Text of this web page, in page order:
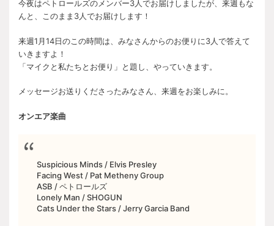
今夜はペトロールズのメンバー3人でお届けしましたが、来週もな
んと、このまま3人でお届けします！
来週1月14日のこの時間は、みなさんからのお便りに3人で答えて
いきますよ！
「マイクと私たちとお便り」と題し、やっていきます。
メッセージお送りくださったみなさん、来週をお楽しみに。
オンエア楽曲
Suspicious Minds / Elvis Presley
Facing West / Pat Metheny Group
ASB / ペトロールズ
Lonely Man / SHOGUN
Cats Under the Stars / Jerry Garcia Band